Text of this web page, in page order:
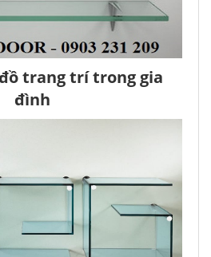
trang trí trong gia
đình